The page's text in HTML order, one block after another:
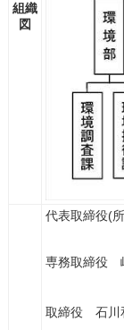
組織
図
代表取締役(
専務取締役
取締役 石川